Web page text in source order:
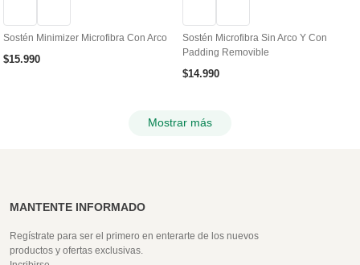
Sostén Minimizer Microfibra Con Arco
$15.990
Sostén Microfibra Sin Arco Y Con
Padding Removible
$14.990
Mostrar más
MANTENTE INFORMADO
Regístrate para ser el primero en enterarte de los nuevos
productos y ofertas exclusivas.